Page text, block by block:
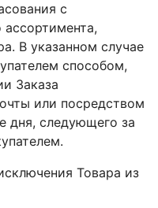
с
ассортимента,
В указанном случае
способом,
Заказа
или посредством
дня, следующего за
Товара из